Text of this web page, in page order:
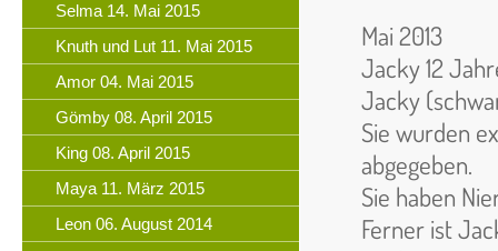
Selma 14. Mai 2015
Knuth und Lut 11. Mai 2015
Amor 04. Mai 2015
Gömby 08. April 2015
King 08. April 2015
Maya 11. März 2015
Leon 06. August 2014
Mai 2013
Jacky 12
Jacky
Sie wurden
abgegeben.
Sie haben
Ferner ist